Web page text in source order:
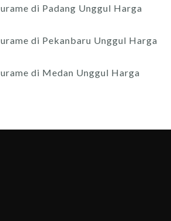
di Padang Unggul Harga
di Pekanbaru Unggul Harga
di Medan Unggul Harga